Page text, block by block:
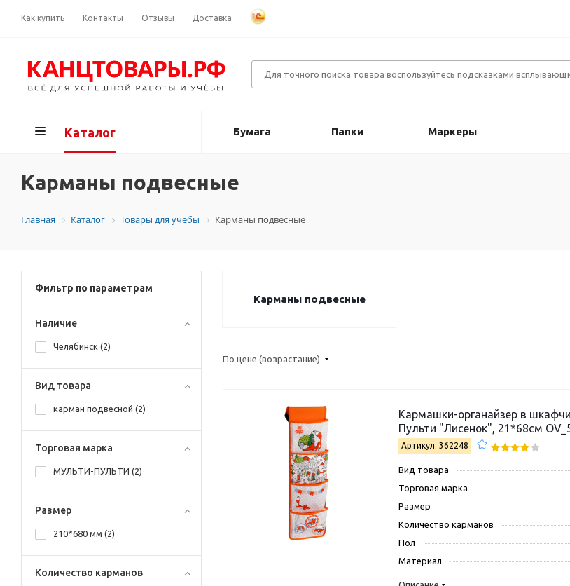
Как купить Контакты Отзывы Доставка
Каталог Бумага Папки Маркеры
Карманы подвесные
Главная Каталог Товары для учебы Карманы подвесные
Карманы подвесные
По цене (возрастание)
Кармашки-органайзер в
Пульти "Лисенок", 21*68см
Артикул: 362248
Вид товара
Торговая марка
Размер
Количество карманов
Пол
Материал
Фильтр по параметрам
Наличие
Челябинск (2)
Вид товара
карман подвесной (2)
Торговая марка
МУЛЬТИ-ПУЛЬТИ (2)
Размер
210*680 мм (2)
Количество карманов